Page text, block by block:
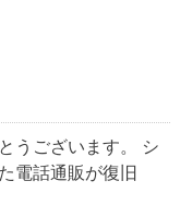
うございます。 シ
電話通販が復旧